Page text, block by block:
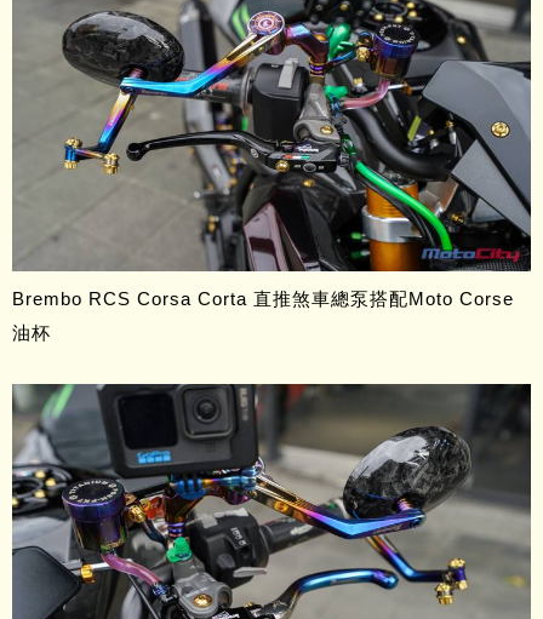
Brembo RCS Corsa Corta 直推煞車總泵搭配Moto Corse
油杯